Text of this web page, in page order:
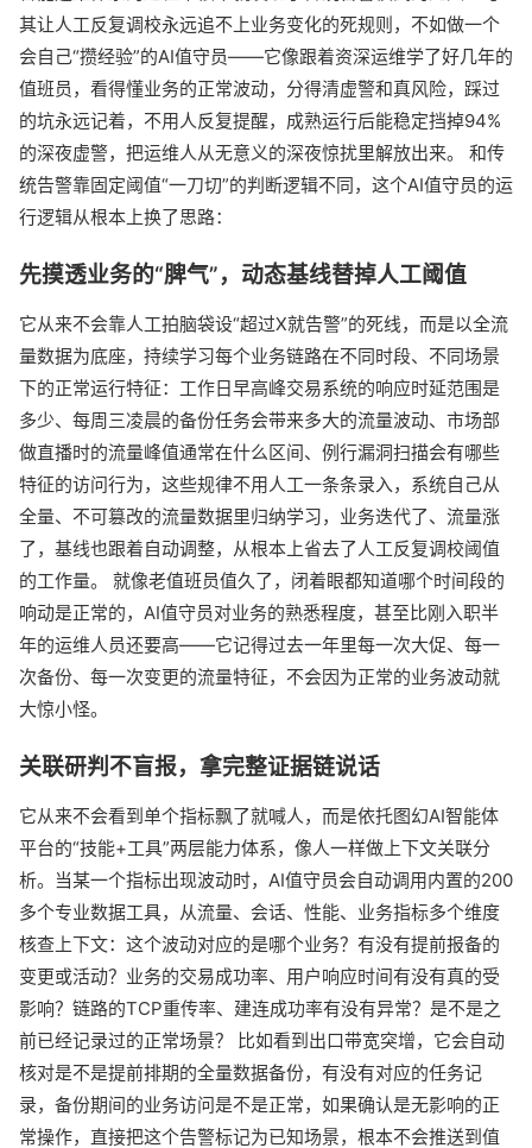
其让人工反复调校永远追不上业务变化的死规则，不如做一个
会自己“攒经验”的AI值守员——它像跟着资深运维学了好几年的
值班员，看得懂业务的正常波动，分得清虚警和真风险，踩过
的坑永远记着，不用人反复提醒，成熟运行后能稳定挡掉94%
的深夜虚警，把运维人从无意义的深夜惊扰里解放出来。 和传
统告警靠固定阈值“一刀切”的判断逻辑不同，这个AI值守员的运
行逻辑从根本上换了思路：
先摸透业务的“脾气”，动态基线替掉人工阈值
它从来不会靠人工拍脑袋设“超过X就告警”的死线，而是以全流
量数据为底座，持续学习每个业务链路在不同时段、不同场景
下的正常运行特征：工作日早高峰交易系统的响应时延范围是
多少、每周三凌晨的备份任务会带来多大的流量波动、市场部
做直播时的流量峰值通常在什么区间、例行漏洞扫描会有哪些
特征的访问行为，这些规律不用人工一条条录入，系统自己从
全量、不可篡改的流量数据里归纳学习，业务迭代了、流量涨
了，基线也跟着自动调整，从根本上省去了人工反复调校阈值
的工作量。 就像老值班员值久了，闭着眼都知道哪个时间段的
响动是正常的，AI值守员对业务的熟悉程度，甚至比刚入职半
年的运维人员还要高——它记得过去一年里每一次大促、每一
次备份、每一次变更的流量特征，不会因为正常的业务波动就
大惊小怪。
关联研判不盲报，拿完整证据链说话
它从来不会看到单个指标飘了就喊人，而是依托图幻AI智能体
平台的“技能+工具”两层能力体系，像人一样做上下文关联分
析。当某一个指标出现波动时，AI值守员会自动调用内置的200
多个专业数据工具，从流量、会话、性能、业务指标多个维度
核查上下文：这个波动对应的是哪个业务？有没有提前报备的
变更或活动？业务的交易成功率、用户响应时间有没有真的受
影响？链路的TCP重传率、建连成功率有没有异常？是不是之
前已经记录过的正常场景？ 比如看到出口带宽突增，它会自动
核对是不是提前排期的全量数据备份，有没有对应的任务记
录，备份期间的业务访问是不是正常，如果确认是无影响的正
常操作，直接把这个告警标记为已知场景，根本不会推送到值